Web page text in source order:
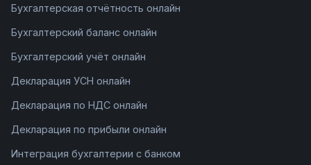
Бухгалтерская отчётность онлайн
Бухгалтерский баланс онлайн
Бухгалтерский учёт онлайн
Декларация УСН онлайн
Декларация по НДС онлайн
Декларация по прибыли онлайн
Интеграция бухгалтерии с банком